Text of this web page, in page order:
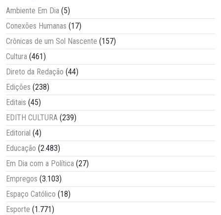
Ambiente Em Dia (5)
Conexões Humanas (17)
Crônicas de um Sol Nascente (157)
Cultura (461)
Direto da Redação (44)
Edições (238)
Editais (45)
EDITH CULTURA (239)
Editorial (4)
Educação (2.483)
Em Dia com a Política (27)
Empregos (3.103)
Espaço Católico (18)
Esporte (1.771)